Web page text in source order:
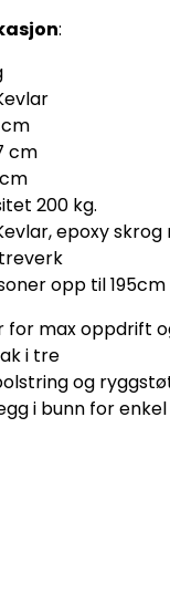
:
cm
cm
200 kg.
epoxy
opp til
for max oppdrift
i tre
og
i bunn for